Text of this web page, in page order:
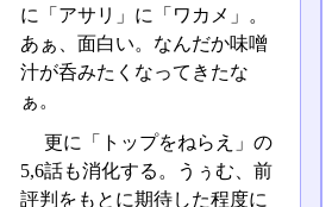
に「アサリ」に「ワカメ」。
あぁ、面白い。なんだか味噌
汁が呑みたくなってきたな
ぁ。
更に「トップをねらえ」の
5,6話も消化する。うぅむ、前
評判をもとに期待した程度に